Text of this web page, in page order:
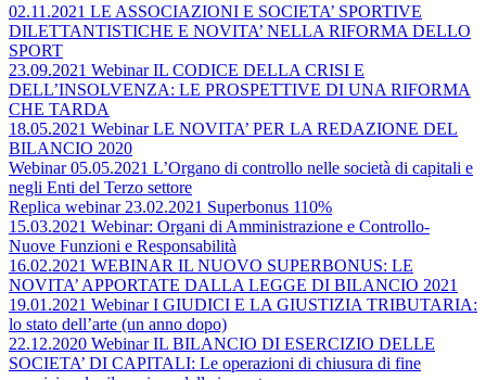
02.11.2021 LE ASSOCIAZIONI E SOCIETA’ SPORTIVE
DILETTANTISTICHE E NOVITA’ NELLA RIFORMA DELLO
SPORT
23.09.2021 Webinar IL CODICE DELLA CRISI E
DELL’INSOLVENZA: LE PROSPETTIVE DI UNA RIFORMA
CHE TARDA
18.05.2021 Webinar LE NOVITA’ PER LA REDAZIONE DEL
BILANCIO 2020
Webinar 05.05.2021 L’Organo di controllo nelle società di capitali e
negli Enti del Terzo settore
Replica webinar 23.02.2021 Superbonus 110%
15.03.2021 Webinar: Organi di Amministrazione e Controllo-
Nuove Funzioni e Responsabilità
16.02.2021 WEBINAR IL NUOVO SUPERBONUS: LE
NOVITA’ APPORTATE DALLA LEGGE DI BILANCIO 2021
19.01.2021 Webinar I GIUDICI E LA GIUSTIZIA TRIBUTARIA:
lo stato dell’arte (un anno dopo)
22.12.2020 Webinar IL BILANCIO DI ESERCIZIO DELLE
SOCIETA’ DI CAPITALI: Le operazioni di chiusura di fine